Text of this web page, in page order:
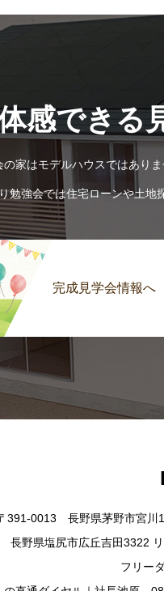
感できる
の家はモデルハウスではあり
勉強会では住宅ローンや土
完成見学会情報へ
0013 長野県茅野市宮
長野県塩尻市広丘吉田
フリー